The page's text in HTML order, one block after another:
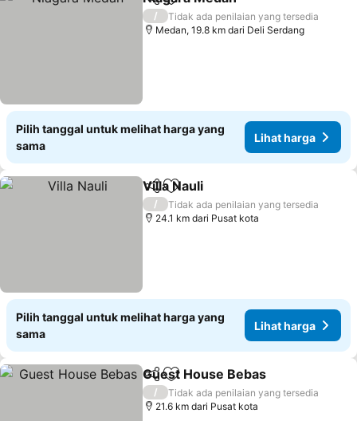
BagikanTambahkan ke favorit
/
Tidak ada penilaian yang tersedia
Medan, 19.8 km dari Deli Serdang
Pilih tanggal untuk melihat harga yang
sama
Lihat harga
BagikanTambahkan ke favorit
Villa Nauli
/
Tidak ada penilaian yang tersedia
24.1 km dari Pusat kota
Pilih tanggal untuk melihat harga yang
sama
Lihat harga
BagikanTambahkan ke favorit
Guest House Bebas
/
Tidak ada penilaian yang tersedia
21.6 km dari Pusat kota